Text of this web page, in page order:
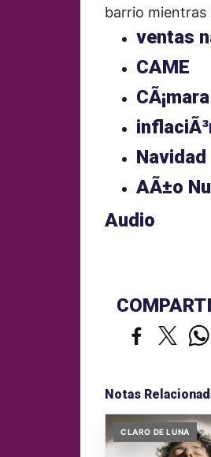
barrio mientras
ventas
CAME
Navidad
AÃ±o
Audio
Notas
CLARO DE LUNA